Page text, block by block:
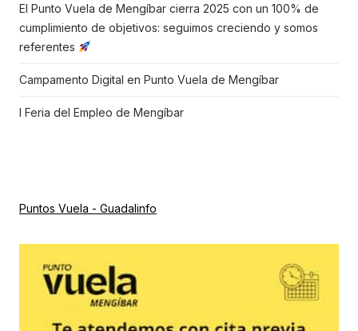
El Punto Vuela de Mengíbar cierra 2025 con un 100% de
cumplimiento de objetivos: seguimos creciendo y somos
referentes
Campamento Digital en Punto Vuela de Mengíbar
I Feria del Empleo de Mengíbar
Puntos Vuela - Guadalinfo